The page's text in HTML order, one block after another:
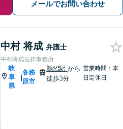
メールでお問い合わせ
中村 将成 弁護士
中村将成法律事務所
岐
阜
県
|
各務
原市
鵜沼駅 から
徒歩3分
営業時間：本
日定休日